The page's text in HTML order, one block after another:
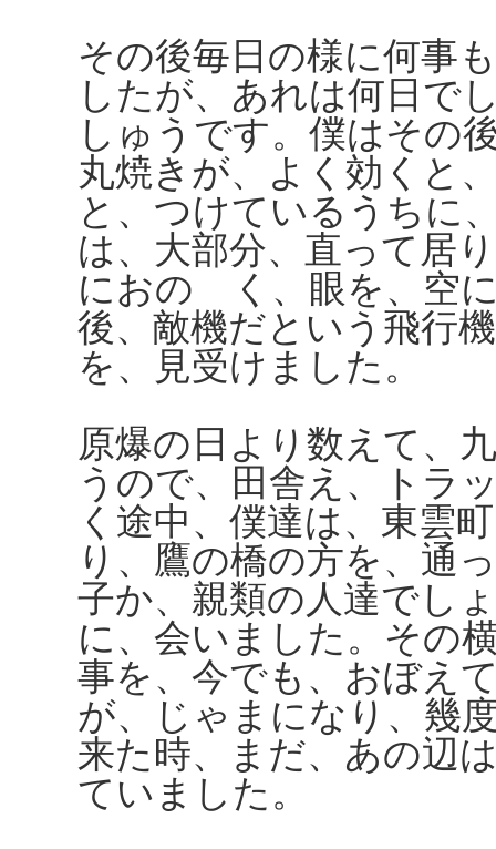
その後毎日の様に何事
したが、あれは何日で
しゅうです。僕はその
丸焼きが、よく効くと
と、つけているうちに
は、大部分、直って居
におのゝく、眼を、空
後、敵機だという飛行
を、見受けました。
原爆の日より数えて、
うので、田舎え、トラ
く途中、僕達は、東雲
り、鷹の橋の方を、通
子か、親類の人達でし
に、会いました。その
事を、今でも、おぼえ
が、じゃまになり、幾
来た時、まだ、あの辺
ていました。